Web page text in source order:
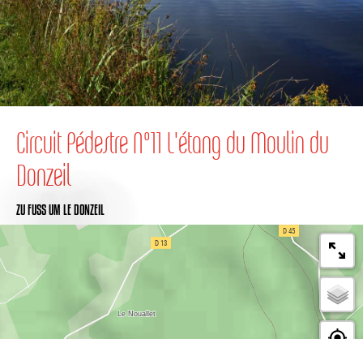
Circuit Pédestre N°11 L'étang du Moulin du
Donzeil
ZU FUSS UM LE DONZEIL